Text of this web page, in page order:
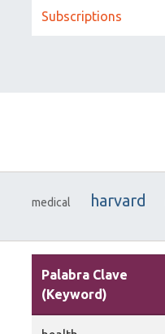
Subscriptions
medical harvard
Palabra Clave
(Keyword)